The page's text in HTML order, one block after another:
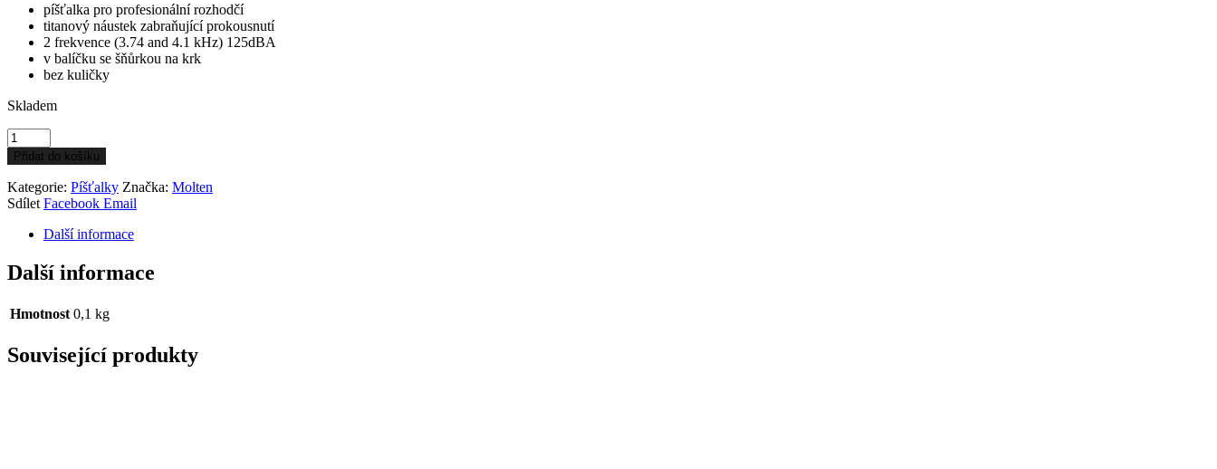
byla:
€ 105,00.
je:
€ 95,00.
píšťalka pro profesionální rozhodčí
titanový náustek zabraňující prokousnutí
2 frekvence (3.74 and 4.1 kHz) 125dBA
v balíčku se šňůrkou na krk
bez kuličky
Skladem
Whistle
Molten
BLAZZA
množství
Přidat do košíku
Kategorie: Píšťalky Značka: Molten
Sdílet Facebook Email
Další informace
Další informace
Hmotnost 0,1 kg
Související produkty